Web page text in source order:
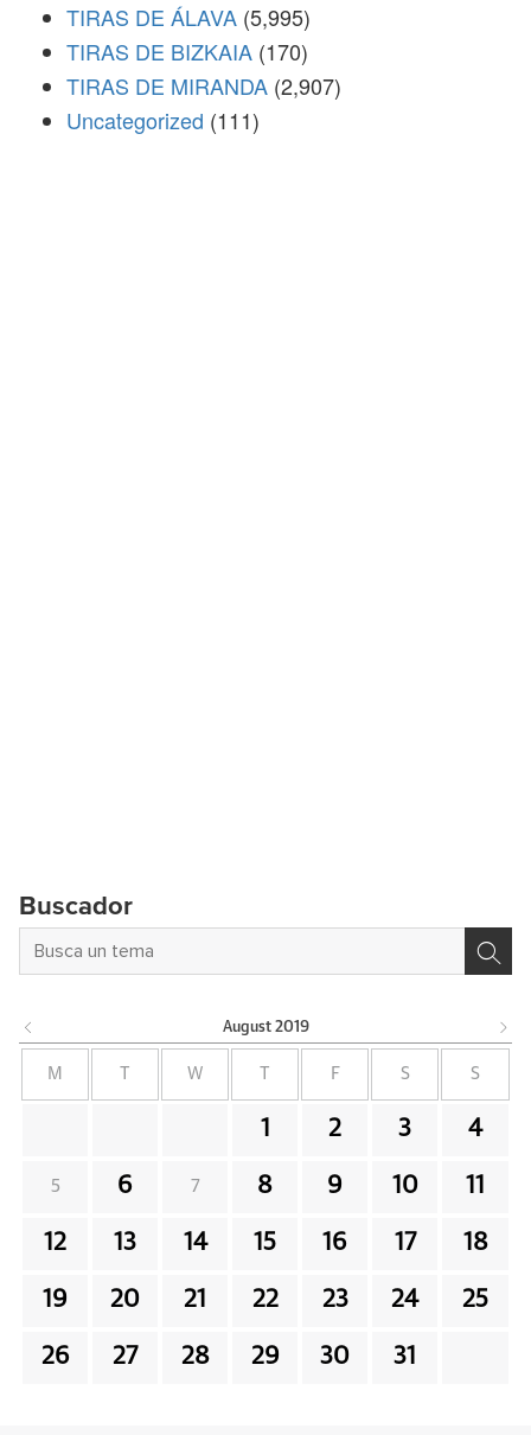
TIRAS DE ÁLAVA (5,995)
TIRAS DE BIZKAIA (170)
TIRAS DE MIRANDA (2,907)
Uncategorized (111)
Buscador
August 2019
M W F S S
1 2 3 4
5 6 7 8 9 10 11
12 13 14 15 16 17 18
19 20 21 22 23 24 25
26 27 28 29 30 31